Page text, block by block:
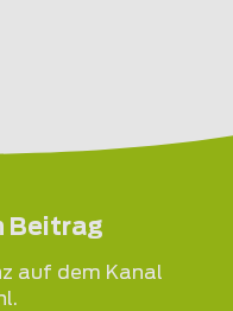
Beitrag
auf dem Kanal